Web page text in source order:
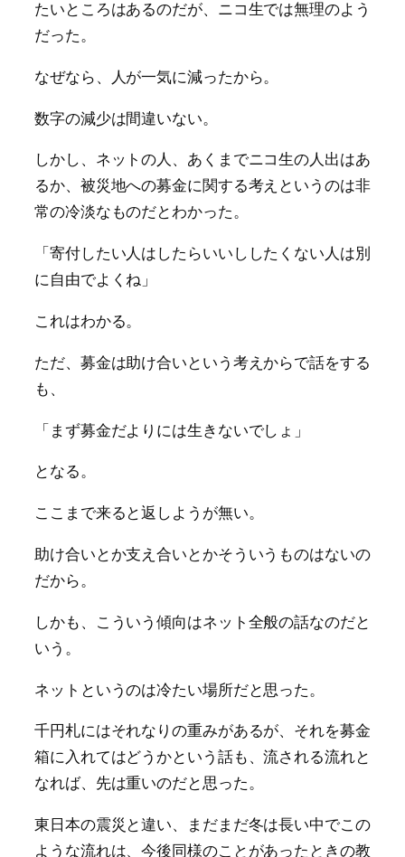
たいところはあるのだが、ニコ生では無理のよう
だった。
なぜなら、人が一気に減ったから。
数字の減少は間違いない。
しかし、ネットの人、あくまでニコ生の人出はあ
るか、被災地への募金に関する考えというのは非
常の冷淡なものだとわかった。
「寄付したい人はしたらいいししたくない人は別
に自由でよくね」
これはわかる。
ただ、募金は助け合いという考えからで話をする
も、
「まず募金だよりには生きないでしょ」
となる。
ここまで来ると返しようが無い。
助け合いとか支え合いとかそういうものはないの
だから。
しかも、こういう傾向はネット全般の話なのだと
いう。
ネットというのは冷たい場所だと思った。
千円札にはそれなりの重みがあるが、それを募金
箱に入れてはどうかという話も、流される流れと
なれば、先は重いのだと思った。
東日本の震災と違い、まだまだ冬は長い中でこの
ような流れは、今後同様のことがあったときの教